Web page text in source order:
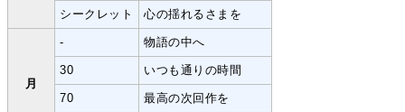
シークレット 心の揺れるさまを
月
- 物語の中へ
30 いつも通りの時間
70 最高の次回作を